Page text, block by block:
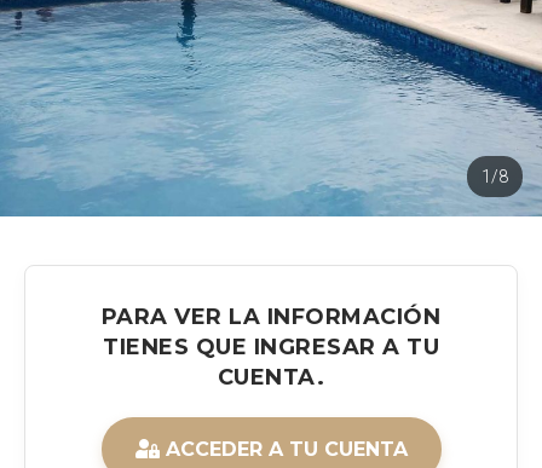
1/8
PARA VER LA INFORMACIÓN
TIENES QUE INGRESAR A TU
CUENTA.
ACCEDER A TU CUENTA